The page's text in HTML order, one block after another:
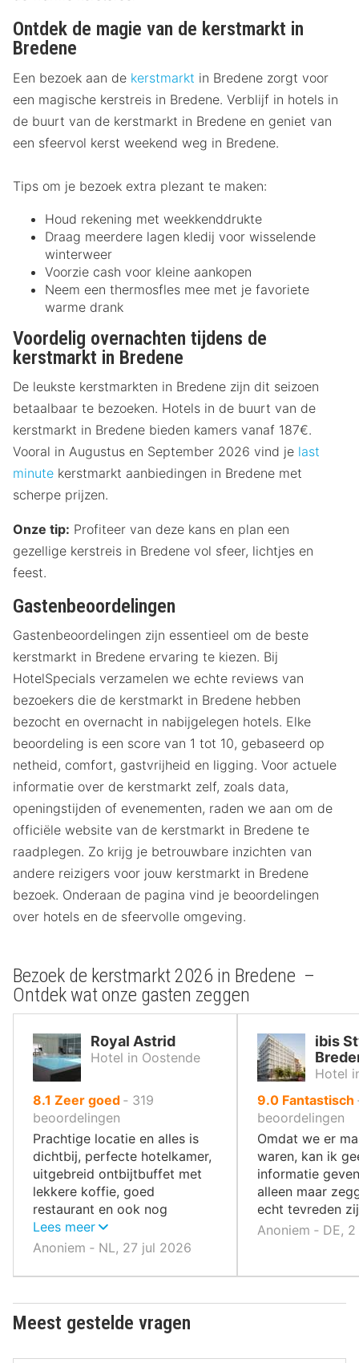
Ontdek de magie van de kerstmarkt in
Bredene
Een bezoek aan de kerstmarkt in Bredene zorgt voor
een magische kerstreis in Bredene. Verblijf in hotels in
de buurt van de kerstmarkt in Bredene en geniet van
een sfeervol kerst weekend weg in Bredene.
Tips om je bezoek extra plezant te maken:
Houd rekening met weekkenddrukte
Draag meerdere lagen kledij voor wisselende
winterweer
Voorzie cash voor kleine aankopen
Neem een thermosfles mee met je favoriete
warme drank
Voordelig overnachten tijdens de
kerstmarkt in Bredene
De leukste kerstmarkten in Bredene zijn dit seizoen
betaalbaar te bezoeken. Hotels in de buurt van de
kerstmarkt in Bredene bieden kamers vanaf 187€.
Vooral in Augustus en September 2026 vind je last
minute kerstmarkt aanbiedingen in Bredene met
scherpe prijzen.
Onze tip: Profiteer van deze kans en plan een
gezellige kerstreis in Bredene vol sfeer, lichtjes en
feest.
Gastenbeoordelingen
Gastenbeoordelingen zijn essentieel om de beste
kerstmarkt in Bredene ervaring te kiezen. Bij
HotelSpecials verzamelen we echte reviews van
bezoekers die de kerstmarkt in Bredene hebben
bezocht en overnacht in nabijgelegen hotels. Elke
beoordeling is een score van 1 tot 10, gebaseerd op
netheid, comfort, gastvrijheid en ligging. Voor actuele
informatie over de kerstmarkt zelf, zoals data,
openingstijden of evenementen, raden we aan om de
officiële website van de kerstmarkt in Bredene te
raadplegen. Zo krijg je betrouwbare inzichten van
andere reizigers voor jouw kerstmarkt in Bredene
bezoek. Onderaan de pagina vind je beoordelingen
over hotels en de sfeervolle omgeving.
Bezoek de kerstmarkt 2026 in Bredene –
Ontdek wat onze gasten zeggen
Royal Astrid
Hotel in Oostende
8.1 uit
10
,
Zeer goed ‐ 319
beoordelingen
Prachtige locatie en alles is
dichtbij, perfecte hotelkamer,
uitgebreid ontbijtbuffet met
lekkere koffie, goed
restaurant en ook nog
wellness.
Lees meer
Anoniem ‐ NL, 27 jul 2026
ibis
Hotel
9.0uit
10
,
Fantastisch
beoordelingen
Omdat we er
waren, kan ik
informatie
alleen maar
echt tevreden
Anoniem ‐ DE,
Meest gestelde vragen